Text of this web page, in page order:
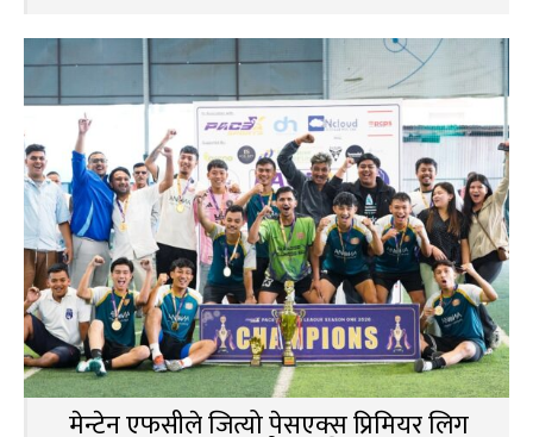
मेन्टेन एफसीले जित्यो पेसएक्स प्रिमियर लिग